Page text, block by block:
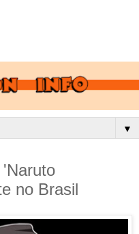
▼
no Brasil